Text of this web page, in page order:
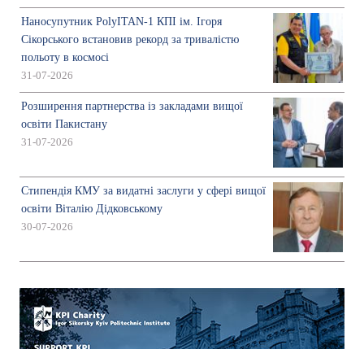
Наносупутник PolyITAN-1 КПІ ім. Ігоря
Сікорського встановив рекорд за тривалістю
польоту в космосі
31-07-2026
Розширення партнерства із закладами вищої
освіти Пакистану
31-07-2026
Стипендія КМУ за видатні заслуги у сфері вищої
освіти Віталію Дідковському
30-07-2026